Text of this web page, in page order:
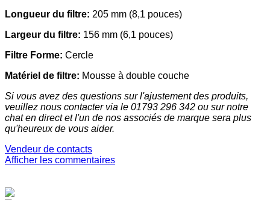
Longueur du filtre: 205 mm (8,1 pouces)
Largeur du filtre: 156 mm (6,1 pouces)
Filtre Forme: Cercle
Matériel de filtre: Mousse à double couche
Si vous avez des questions sur l'ajustement des produits,
veuillez nous contacter via le 01793 296 342 ou sur notre
chat en direct et l'un de nos associés de marque sera plus
qu'heureux de vous aider.
Vendeur de contacts
Afficher les commentaires